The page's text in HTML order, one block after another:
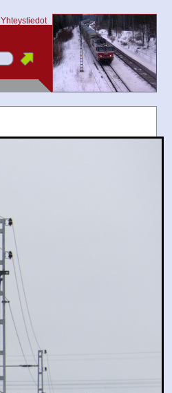
Yhteystiedot